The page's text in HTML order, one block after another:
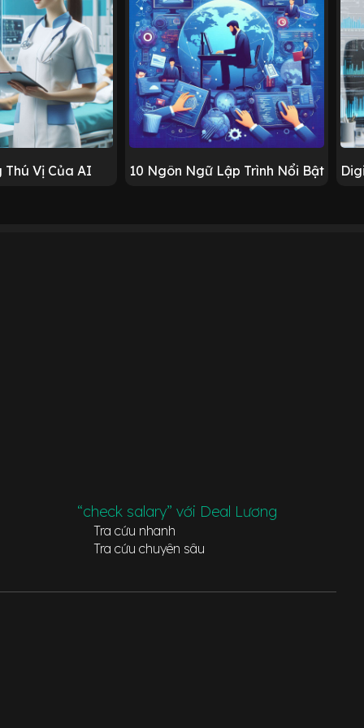
Thú Vị Của AI 10 Ngôn Ngữ Lập Trình Nổi Bật
“check salary” với Deal Lương
Tra cứu nhanh
Tra cứu chuyên sâu